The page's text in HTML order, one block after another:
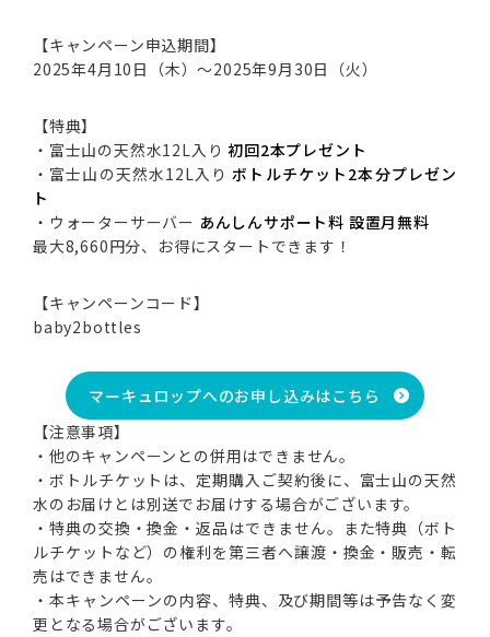
【キャンペーン申込期間】
2025年4月10日（木）～2025年9月30日（火）
【特典】
・富士山の天然水12L入り初回2本プレゼント
・富士山の天然水12L入りボトルチケット2本分プレゼン
ト
・ウォーターサーバー あんしんサポート料 設置月無料
最大8,660円分、お得にスタートできます！
【キャンペーンコード】
baby2bottles
マーキュロップへのお申し込みはこちら
【注意事項】
・他のキャンペーンとの併用はできません。
・ボトルチケットは、定期購入ご契約後に、富士山の天然
水のお届けとは別送でお届けする場合がございます。
・特典の交換・換金・返品はできません。また特典（ボト
ルチケットなど）の権利を第三者へ譲渡・換金・販売・転
売はできません。
・本キャンペーンの内容、特典、及び期間等は予告なく変
更となる場合がございます。